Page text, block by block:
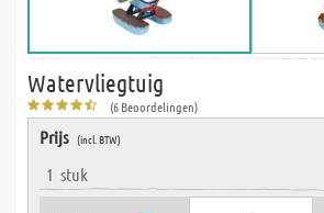
Watervliegtuig
(6 Beoordelingen)
Prijs (incl. BTW)
1 stuk